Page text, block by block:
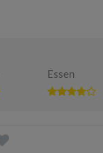
Essen